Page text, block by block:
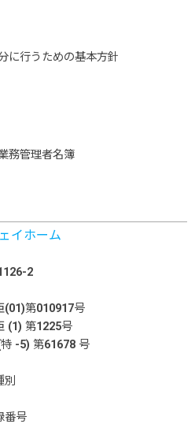
に行うための基本方針
務管理者名簿
イホーム
2
(01)第010917号
(1) 第1225号
-5) 第61678 号
番号